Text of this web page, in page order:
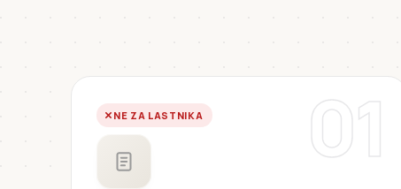
01
NE ZA LASTNIKA